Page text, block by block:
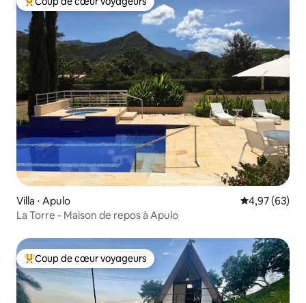
Coups de cœur voyageurs les plus appréciés
Villa ⋅ Apulo Évaluation
4,97 (63)
La Torre - Maison de repos à Apulo
Coups de cœur voyageurs les plus appréciés
Coup de cœur voyageurs